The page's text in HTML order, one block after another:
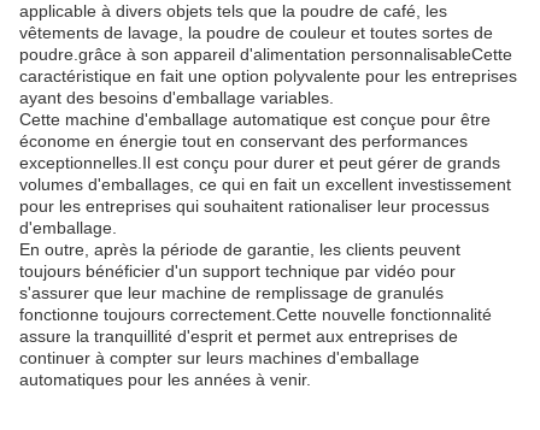
applicable à divers objets tels que la poudre de café, les
vêtements de lavage, la poudre de couleur et toutes sortes de
poudre.grâce à son appareil d'alimentation personnalisableCette
caractéristique en fait une option polyvalente pour les entreprises
ayant des besoins d'emballage variables.
Cette machine d'emballage automatique est conçue pour être
économe en énergie tout en conservant des performances
exceptionnelles.Il est conçu pour durer et peut gérer de grands
volumes d'emballages, ce qui en fait un excellent investissement
pour les entreprises qui souhaitent rationaliser leur processus
d'emballage.
En outre, après la période de garantie, les clients peuvent
toujours bénéficier d'un support technique par vidéo pour
s'assurer que leur machine de remplissage de granulés
fonctionne toujours correctement.Cette nouvelle fonctionnalité
assure la tranquillité d'esprit et permet aux entreprises de
continuer à compter sur leurs machines d'emballage
automatiques pour les années à venir.